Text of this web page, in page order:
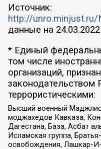
Источник:
http://unro.minjust.ru/
данные на 24.03.2022
* Единый
том числе
организаций,
законодательством
террористическими:
Высший военный
моджахедов Кавказа,
Дагестана, База, Асбат
Исламская группа,
освобождения, Лашкар-И-